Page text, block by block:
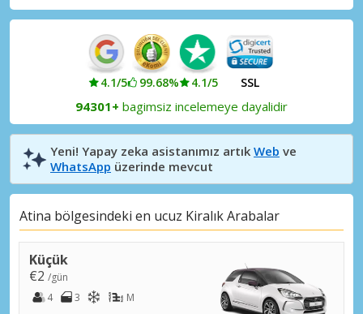
Atina, Nea Smyrni
Atina, Nea Smyrni, Yunanistan
Atina, Otel Hilton
Atina, Paiania
Atina, Paiania, Yunanistan
Atina, Piraeus
Atina, Votanikos
Atina, Votanikos, Yunanistan
Atina, Zografou
Atina, Zografou, Yunanistan
4.1/5 99.68% 4.1/5 SSL
94301+ bagimsiz incelemeye dayalidir
Yeni! Yapay zeka asistanımız artık Web ve
WhatsApp üzerinde mevcut
Atina bölgesindeki en ucuz Kiralık Arabalar
Küçük
€2 /gün
4
3 M